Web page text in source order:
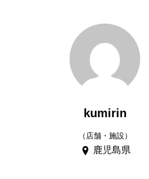
kumirin
（店舗・施設）
鹿児島県